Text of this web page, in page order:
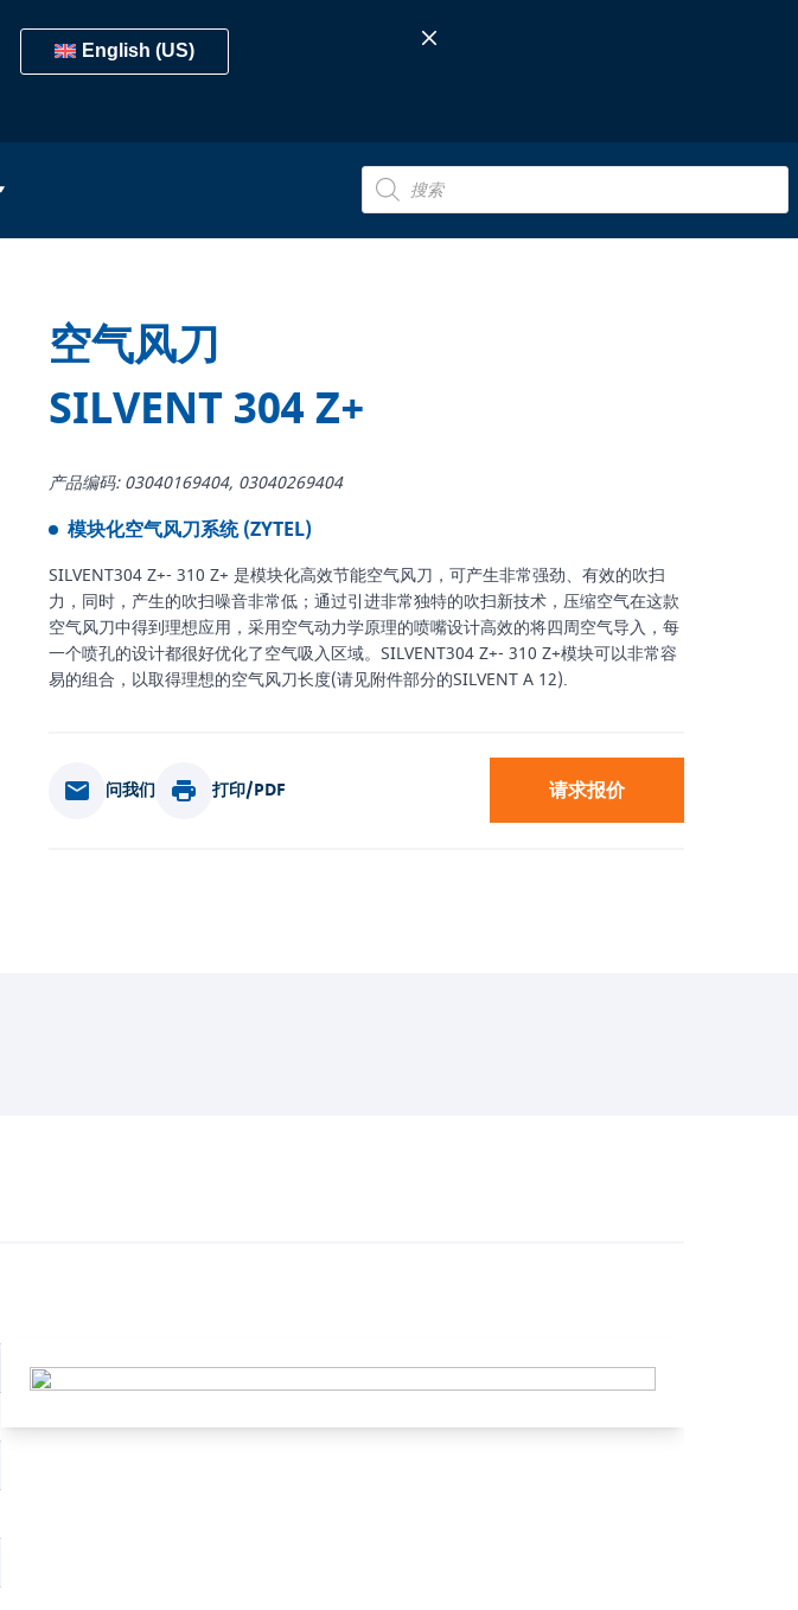
English (US)
Products
search
空气风刀
SILVENT 304 Z+
产品编码: 03040169404, 03040269404
模块化空气风刀系统 (ZYTEL)
SILVENT304 Z+- 310 Z+ 是模块化高效节能空气风刀，可产生非常强劲、有效的吹扫
力，同时，产生的吹扫噪音非常低；通过引进非常独特的吹扫新技术，压缩空气在这款
空气风刀中得到理想应用，采用空气动力学原理的喷嘴设计高效的将四周空气导入，每
一个喷孔的设计都很好优化了空气吸入区域。SILVENT304 Z+- 310 Z+模块可以非常容
易的组合，以取得理想的空气风刀长度(请见附件部分的SILVENT A 12).
问我们 打印/PDF 请求报价